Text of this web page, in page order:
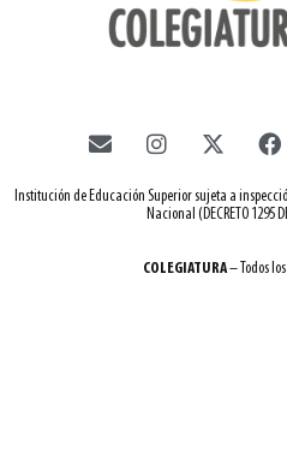
Institución de Educación Superior sujeta a
Nacional (DECRETO 1295
COLEGIATURA– Todos